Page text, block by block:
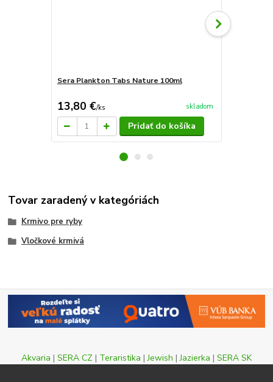
Sera Plankton Tabs Nature 100ml
13,80 €/ks skladom
Pridať do košíka
Tovar zaradený v kategóriách
Krmivo pre ryby
Vločkové krmivá
Akvaria | SERA CZ | Teraristika |Jewish |Jazierka | SERA SK